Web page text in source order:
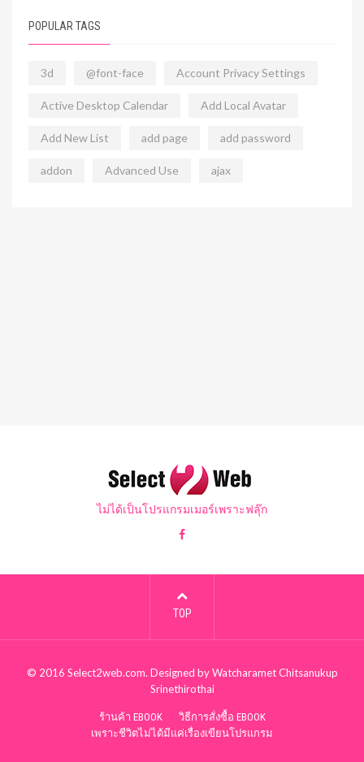
POPULAR TAGS
3d @font-face Account Privacy Settings
Active Desktop Calendar Add Local Avatar
Add New List add page add password
addon Advanced Use ajax
ไม่ได้เป็นโปรแกรมเมอร์เพราะฟลุ๊ก
TOP
© 2016 Select2web.com. Designed byWatcharamet Chitsanukup
Srinethirothai
ร้านค้า EBOOK
วิธีการสั่งซื้อ EBOOK
เพราะชีวิตไม่ได้มีแค่เรื่องเขียนโปรแกรม